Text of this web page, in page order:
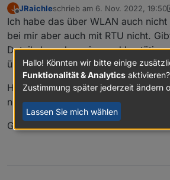
Hat jetzt zufällig jemand
Dongle geschafft? da hänge
Über WIFI soll wohl nur RTU
J
Offline
JRaichleschrieb am 6. Nov. 2022, 19:50
zuletzt editiert von JRaichle11.
Ich habe das über WLAN auch
bei mir aber auch mit RTU nicht.
Details bzw. kann jemand
überhaupt klappt?
Hat jemand nen Link für die Lan-
nicht lieferbar :-(
Gruß Jochen
Hallo! Könnten wir bitte einige
Funktionalität & Analytics
Zustimmung später jederzeit ändern
Lassen Sie mich wählen